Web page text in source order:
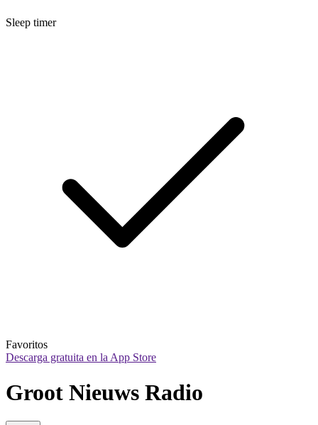
Sleep timer
Favoritos
Descarga gratuita en la App Store
Groot Nieuws Radio